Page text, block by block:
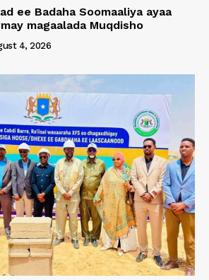
ee Badaha Soomaaliya ayaa
magaalada Muqdisho
4, 2026